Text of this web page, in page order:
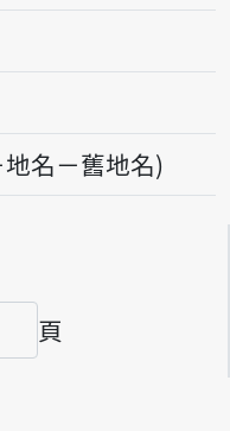
名－舊地名)
頁